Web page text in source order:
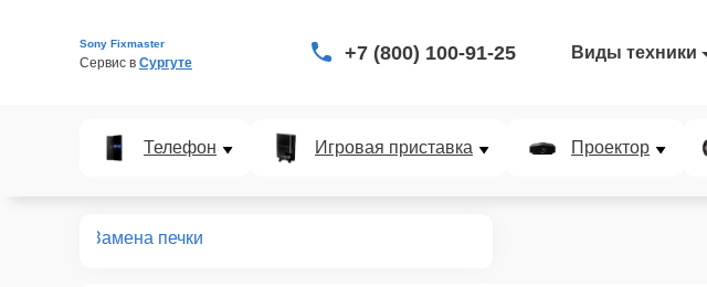
Sony Fixmaster
Сервис в Сургуте +7 (800) 100-91-25 Виды техники
Телефон Игровая приставка Проектор
Замена печки